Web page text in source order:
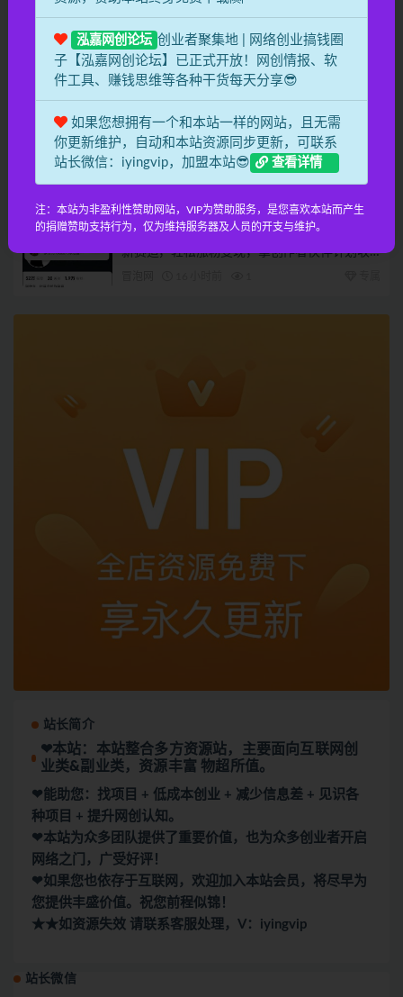
冒泡网 14 小时前 2 专属
全网最稳收益最高的AI智能广告挂G项目，日入
400+，真正的躺賺项目【揭秘】
冒泡网 16 小时前 1 专属
AI神器撸爆头条，一键搬运，秒过原创，有手
就能做，每天稳定200+【揭秘】
外面卖188的AI伪记录片掘金全攻略，抖音图文
新赛道，轻松涨粉变现，拿创作者伙伴计划收
站长简介
❤本站：本站整合多方资源站，主要面向互联网创
业类&副业类，资源丰富 物超所值。
❤能助您：找项目 + 低成本创业 + 减少信息差 + 见识各
种项目 + 提升网创认知。
❤本站为众多团队提供了重要价值，也为众多创业者开启
网络之门，广受好评！
❤如果您也依存于互联网，欢迎加入本站会员，将尽早为
您提供丰盛价值。祝您前程似锦！
★★如资源失效 请联系客服处理，V：iyingvip
站长微信
泓嘉网创论坛 创业者聚集地 | 网络创业搞钱圈
子【泓嘉网创论坛】已正式开放！网创情报、软
件工具、赚钱思维等各种干货每天分享😎
如果您想拥有一个和本站一样的网站，且无需
你更新维护，自动和本站资源同步更新，可联系
站长微信：iyingvip，加盟本站😎
查看详情
注：本站为非盈利性赞助网站，VIP为赞助服务，是您喜欢本站而产生
的捐赠赞助支持行为，仅为维持服务器及人员的开支与维护。